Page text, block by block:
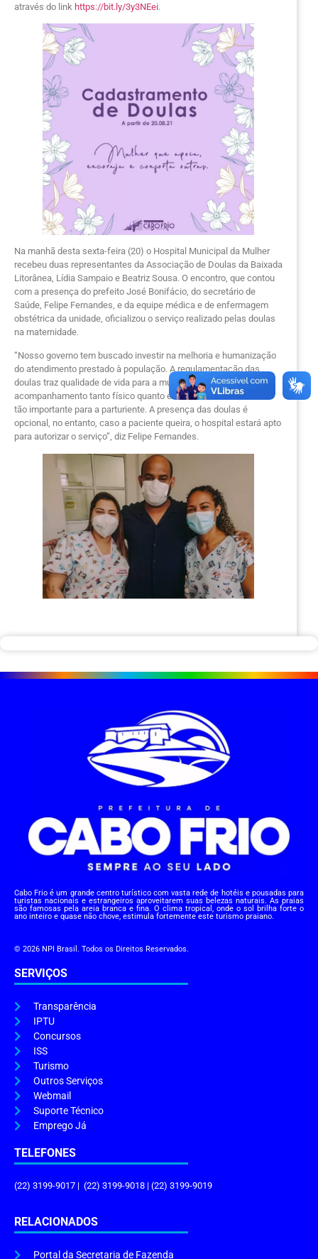
através do link https://bit.ly/3y3NEei.
Na manhã desta sexta-feira (20) o Hospital Municipal da Mulher
recebeu duas representantes da Associação de Doulas da Baixada
Litorânea, Lídia Sampaio e Beatriz Sousa. O encontro, que contou
com a presença do prefeito José Bonifácio, do secretário de
Saúde, Felipe Fernandes, e da equipe médica e de enfermagem
obstétrica da unidade, oficializou o serviço realizado pelas doulas
na maternidade.
“Nosso governo tem buscado investir na melhoria e humanização
do atendimento prestado à população. A regulamentação das
doulas traz qualidade de vida para a mulher, dando suporte e
acompanhamento tanto físico quanto emocional num momento
tão importante para a parturiente. A presença das doulas é
opcional, no entanto, caso a paciente queira, o hospital estará apto
para autorizar o serviço”, diz Felipe Fernandes.
Cabo Frio é um grande centro turístico com vasta rede de hotéis e pousadas para
turistas nacionais e estrangeiros aproveitarem suas belezas naturais. As praias
são famosas pela areia branca e fina. O clima tropical, onde o sol brilha forte o
ano inteiro e quase não chove, estimula fortemente este turismo praiano.
© 2026 NPI Brasil. Todos os Direitos Reservados.
SERVIÇOS
Transparência
IPTU
Concursos
ISS
Turismo
Outros Serviços
Webmail
Suporte Técnico
Emprego Já
TELEFONES
(22) 3199-9017 | (22) 3199-9018 | (22) 3199-9019
RELACIONADOS
Portal da Secretaria de Fazenda